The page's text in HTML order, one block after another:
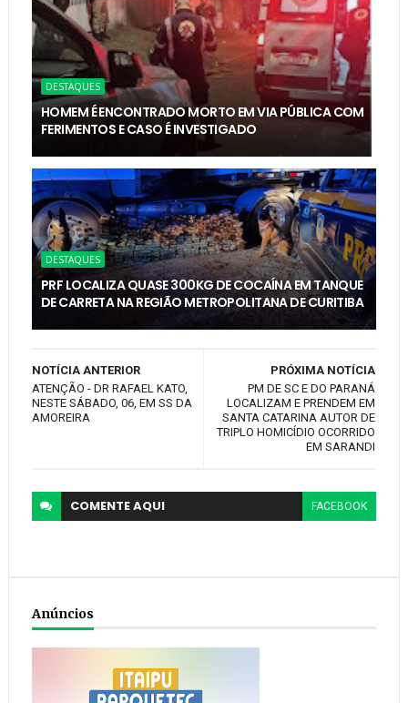
DESTAQUES
HOMEM É ENCONTRADO MORTO EM VIA PÚBLICA COM
FERIMENTOS E CASO É INVESTIGADO
DESTAQUES
PRF LOCALIZA QUASE 300KG DE COCAÍNA EM TANQUE
DE CARRETA NA REGIÃO METROPOLITANA DE CURITIBA
PRÓXIMA NOTÍCIA
PM DE SC E DO PARANÁ
LOCALIZAM E PRENDEM EM
SANTA CATARINA AUTOR DE
TRIPLO HOMICÍDIO OCORRIDO
EM SARANDI
NOTÍCIA ANTERIOR
ATENÇÃO - DR RAFAEL KATO,
NESTE SÁBADO, 06, EM SS DA
AMOREIRA
COMENTEAQUI FACEBOOK
Anúncios